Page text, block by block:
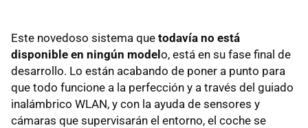
Este novedoso sistema que todavía no está
disponible en ningún modelo, está en su fase final de
desarrollo. Lo están acabando de poner a punto para
que todo funcione a la perfección y a través del guiado
inalámbrico WLAN, y con la ayuda de sensores y
cámaras que supervisarán el entorno, el coche se